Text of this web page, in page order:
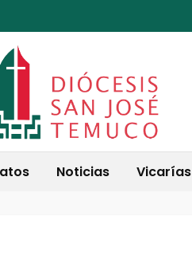
Noticias Vicarías